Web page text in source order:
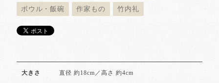
ボウル・飯碗 作家もの 竹内礼
大きさ 直径 約18cm／高さ 約4cm